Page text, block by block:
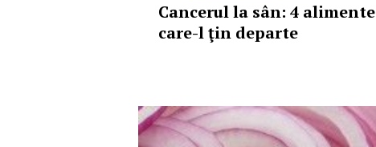
Cancerul la sân: 4 alimente
care-l ţin departe